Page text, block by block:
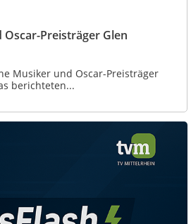
Preisträger Glen
Musiker und Oscar-Preisträger
berichteten...